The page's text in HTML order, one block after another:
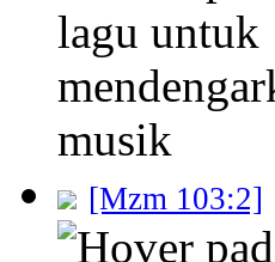
[Mzm 103:2]